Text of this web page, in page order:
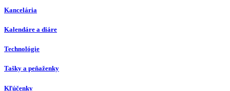
Kancelária
Kalendáre a diáre
Technológie
Tašky a peňaženky
Kľúčenky